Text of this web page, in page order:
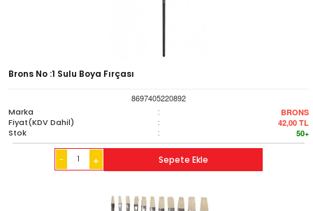
Brons No :1 Sulu Boya Fırçası
8697405220892
Marka
: BRONS
Fiyat(KDV Dahil) : 42,00 TL
Stok : 50+
- + Sepete Ekle